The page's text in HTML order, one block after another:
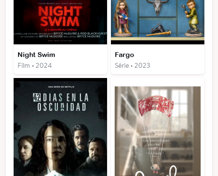
Night Swim
Film • 2024
Fargo
Série • 2023